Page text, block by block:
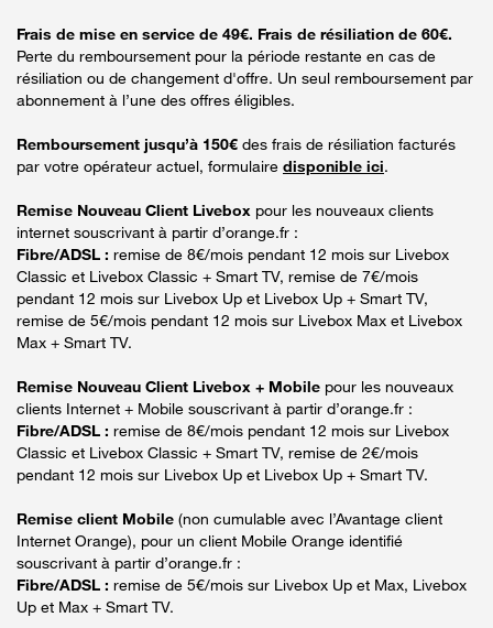
Frais de mise en service de 49€. Frais de résiliation de 60€.
Perte du remboursement pour la période restante en cas de
résiliation ou de changement d'offre. Un seul remboursement par
abonnement à l’une des offres éligibles.
Remboursement jusqu’à 150€ des frais de résiliation facturés
par votre opérateur actuel, formulaire disponible ici.
Remise Nouveau Client Livebox pour les nouveaux clients
internet souscrivant à partir d’orange.fr :
Fibre/ADSL : remise de 8€/mois pendant 12 mois sur Livebox
Classic et Livebox Classic + Smart TV, remise de 7€/mois
pendant 12 mois sur Livebox Up et Livebox Up + Smart TV,
remise de 5€/mois pendant 12 mois sur Livebox Max et Livebox
Max + Smart TV.
Remise Nouveau Client Livebox + Mobile pour les nouveaux
clients Internet + Mobile souscrivant à partir d’orange.fr :
Fibre/ADSL : remise de 8€/mois pendant 12 mois sur Livebox
Classic et Livebox Classic + Smart TV, remise de 2€/mois
pendant 12 mois sur Livebox Up et Livebox Up + Smart TV.
Remise client Mobile (non cumulable avec l’Avantage client
Internet Orange), pour un client Mobile Orange identifié
souscrivant à partir d’orange.fr :
Fibre/ADSL : remise de 5€/mois sur Livebox Up et Max, Livebox
Up et Max + Smart TV.